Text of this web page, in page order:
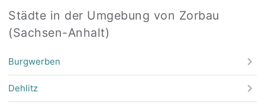
Städte in der Umgebung von Zorbau
(Sachsen-Anhalt)
Burgwerben
Dehlitz